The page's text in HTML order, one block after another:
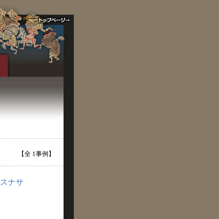
【全 1事例】
ナサ